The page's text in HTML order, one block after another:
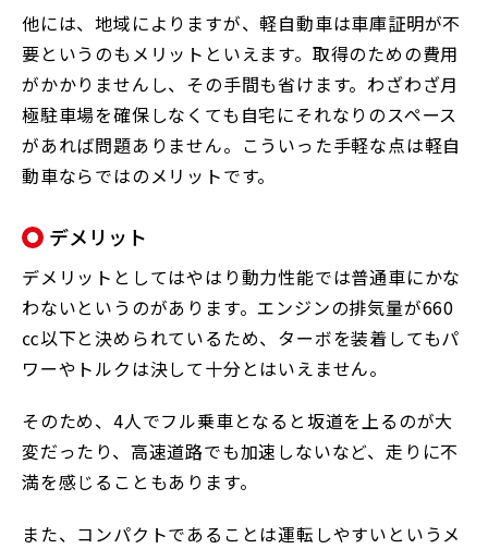
他には、地域によりますが、軽自動車は車庫証明が不
要というのもメリットといえます。取得のための費用
がかかりませんし、その手間も省けます。わざわざ月
極駐車場を確保しなくても自宅にそれなりのスペース
があれば問題ありません。こういった手軽な点は軽自
動車ならではのメリットです。
デメリット
デメリットとしてはやはり動力性能では普通車にかな
わないというのがあります。エンジンの排気量が660
㏄以下と決められているため、ターボを装着してもパ
ワーやトルクは決して十分とはいえません。
そのため、4人でフル乗車となると坂道を上るのが大
変だったり、高速道路でも加速しないなど、走りに不
満を感じることもあります。
また、コンパクトであることは運転しやすいというメ